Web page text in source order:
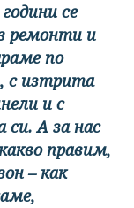
се
ремонти и
по
с изтрита
и с
си. А за нас
правим,
– как